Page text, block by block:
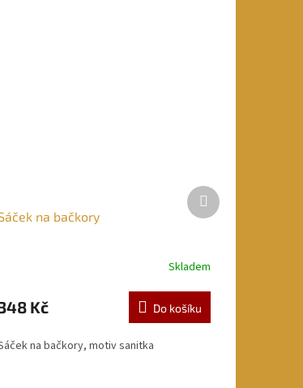
na bačkory
Skladem
Kč Do košíku
na bačkory, motiv sanitka
Další
produkt